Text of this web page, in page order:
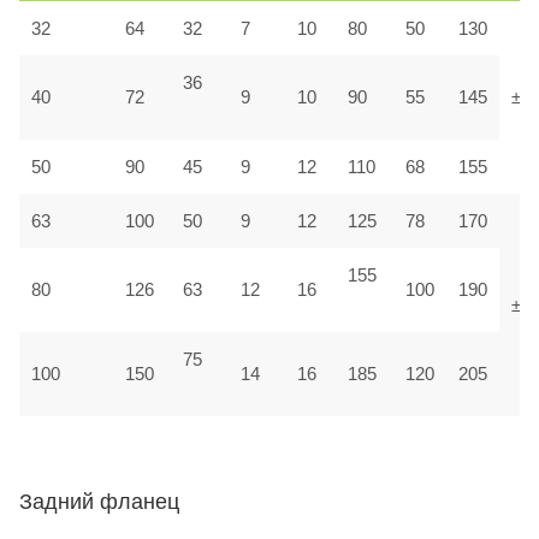
32 64 32 7 10 80 50 130
40 72
36
9 10 90 55 145
50 90 45 9 12 110 68 155
63 100 50 9 12 125 78 170
80 126 63 12 16
155
100 190
100 150
75
14 16 185 120 205
Задний фланец